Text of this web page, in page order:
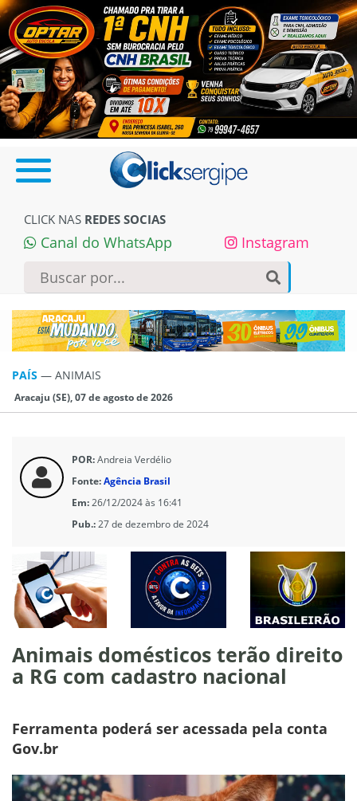
CLICK NAS REDES SOCIAS
Canal do WhatsApp Instagram
PAÍS — ANIMAIS
Aracaju (SE), 07 de agosto de 2026
POR:Andreia Verdélio
Fonte:Agência Brasil
Em:26/12/2024 às 16:41
Pub.:27 de dezembro de 2024
Animais domésticos terão direito
a RG com cadastro nacional
Ferramenta poderá ser acessada pela conta
Gov.br